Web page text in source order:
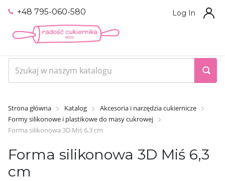
+48 795-060-580 Log In
Strona główna Katalog
Akcesoria i narzędzia cukiernicze
Formy silikonowe i plastikowe do masy cukrowej
Forma silikonowa 3D Miś 6,3 cm
Forma silikonowa 3D Miś 6,3
cm